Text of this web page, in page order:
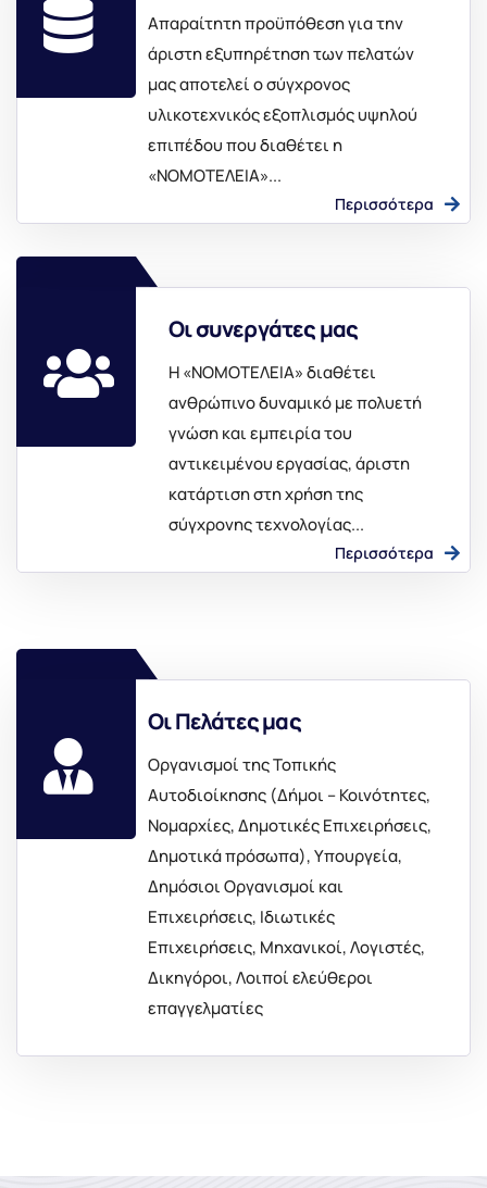
Απαραίτητη προϋπόθεση για την
άριστη εξυπηρέτηση των πελατών
μας αποτελεί ο σύγχρονος
υλικοτεχνικός εξοπλισμός υψηλού
επιπέδου που διαθέτει η
«ΝΟΜΟΤΕΛΕΙΑ»...
Περισσότερα
Οι συνεργάτες μας
Η «ΝΟΜΟΤΕΛΕΙΑ» διαθέτει
ανθρώπινο δυναμικό με πολυετή
γνώση και εμπειρία του
αντικειμένου εργασίας, άριστη
κατάρτιση στη χρήση της
σύγχρονης τεχνολογίας...
Περισσότερα
Οι Πελάτες μας
Οργανισμοί της Τοπικής
Αυτοδιοίκησης (Δήμοι – Κοινότητες,
Νομαρχίες, Δημοτικές Επιχειρήσεις,
Δημοτικά πρόσωπα), Υπουργεία,
Δημόσιοι Οργανισμοί και
Επιχειρήσεις, Ιδιωτικές
Επιχειρήσεις, Μηχανικοί, Λογιστές,
Δικηγόροι, Λοιποί ελεύθεροι
επαγγελματίες